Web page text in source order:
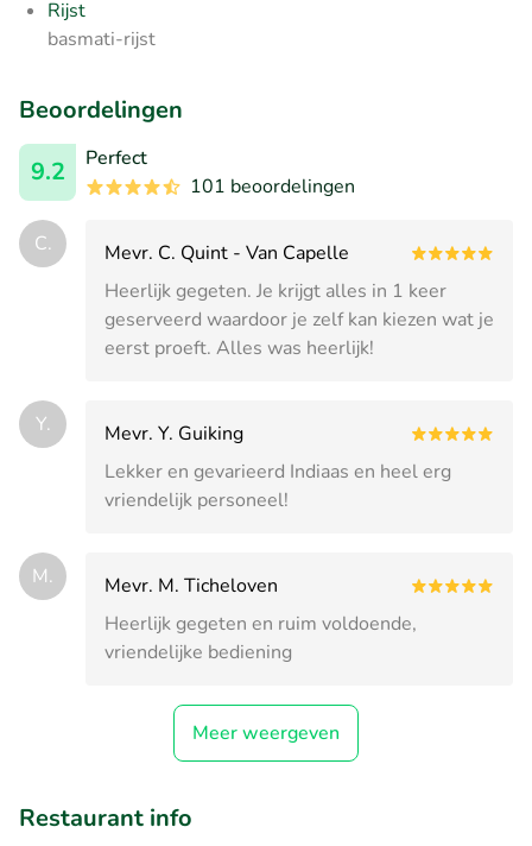
Rijst
basmati-rijst
Beoordelingen
9.2
Perfect
101 beoordelingen
C.
Mevr. C. Quint - Van Capelle
Heerlijk gegeten. Je krijgt alles in 1 keer
geserveerd waardoor je zelf kan kiezen wat je
eerst proeft. Alles was heerlijk!
Y.
Mevr. Y. Guiking
Lekker en gevarieerd Indiaas en heel erg
vriendelijk personeel!
M.
Mevr. M. Ticheloven
Heerlijk gegeten en ruim voldoende,
vriendelijke bediening
Meer weergeven
Restaurant info